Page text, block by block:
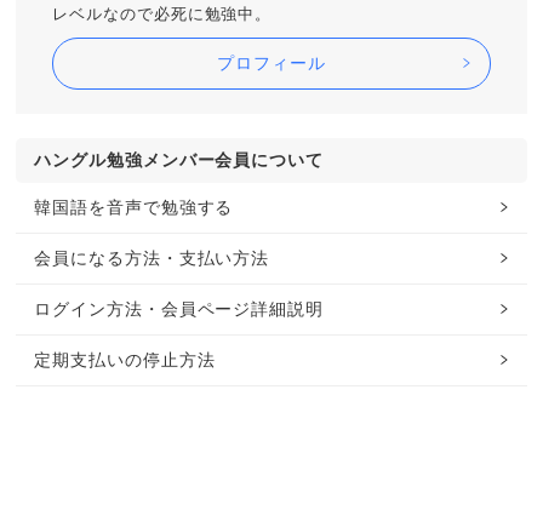
レベルなので必死に勉強中。
プロフィール
ハングル勉強メンバー会員について
韓国語を音声で勉強する
会員になる方法・支払い方法
ログイン方法・会員ページ詳細説明
定期支払いの停止方法